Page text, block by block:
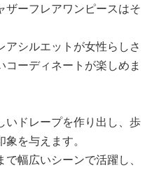
ザーフレアワンピースはそ
アシルエットが女性らしさ
ーディネートが楽しめま
いドレープを作り出し、歩
を与えます。
幅広いシーンで活躍し、